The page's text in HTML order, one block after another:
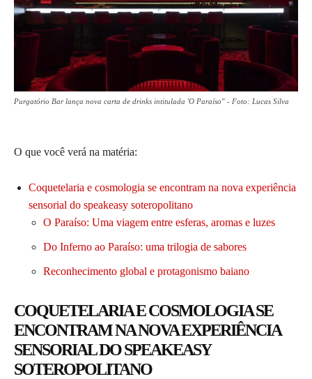
Purgatório Bar lança nova carta de drinks intitulada 'O Paraíso" - Foto: Lucas Silva
O que você verá na matéria:
Coquetelaria e cosmologia se encontram na nova experiência
sensorial do speakeasy soteropolitano
O Paraíso: Uma viagem entre esferas, aromas e luzes
Do Inferno ao Paraíso: uma trilogia de sabores
Reconhecimento global e protagonismo baiano
COQUETELARIA E COSMOLOGIA SE
ENCONTRAM NA NOVA EXPERIÊNCIA
SENSORIAL DO SPEAKEASY
SOTEROPOLITANO